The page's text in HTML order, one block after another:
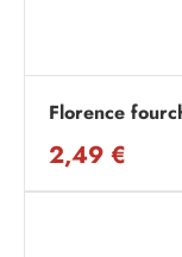
Florence
2,49 €